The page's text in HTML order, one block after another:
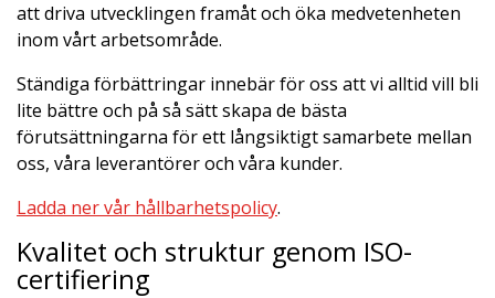
att driva utvecklingen framåt och öka medvetenheten
inom vårt arbetsområde.
Ständiga förbättringar innebär för oss att vi alltid vill bli
lite bättre och på så sätt skapa de bästa
förutsättningarna för ett långsiktigt samarbete mellan
oss, våra leverantörer och våra kunder.
Ladda ner vår hållbarhetspolicy.
Kvalitet och struktur genom ISO-
certifiering